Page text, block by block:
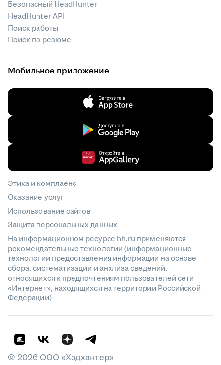
Безопасный HeadHunter
HeadHunter API
Поиск работы
Поиск по резюме
Мобильное приложение
Этика и комплаенс
Оказание услуг
Использование сайтов
Защита персональных данных
На информационном ресурсе hh.ru применяются
рекомендательные технологии(информационные
технологии предоставления информации на основе
сбора, систематизации и анализа сведений,
относящихся к предпочтениям пользователей сети
«Интернет», находящихся на территории Российской
Федерации)
© 2026 ООО «Хэдхантер»